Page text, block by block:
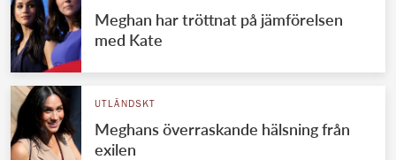
Jordanska kungahuset
Luxemburgska storhertighuset
Japanska kejsarhuset
Thailändska kungahuset
Marockanska kungahuset
Meghan har tröttnat på jämförelsen
med Kate
UTLÄNDSKT
Meghans överraskande hälsning från
exilen